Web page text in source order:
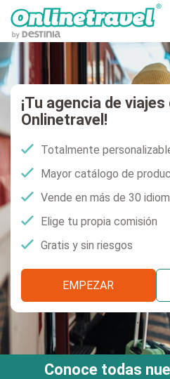
¡Tu agencia de
Onlinetravel!
Totalmente
Mayor catálogo de
Vende en más de 30
Elige tu propia comisión
Gratis y sin riesgos
EMPEZAR
Conoce todas